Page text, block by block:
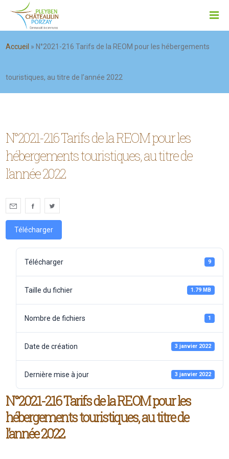
Accueil » N°2021-216 Tarifs de la REOM pour les hébergements
touristiques, au titre de l’année 2022
N°2021-216 Tarifs de la REOM pour les
hébergements touristiques, au titre de
l’année 2022
Télécharger
Télécharger 9
Taille du fichier 1.79 MB
Nombre de fichiers 1
Date de création 3 janvier 2022
Dernière mise à jour 3 janvier 2022
N°2021-216 Tarifs de la REOM pour les
hébergements touristiques, au titre de
l’année 2022